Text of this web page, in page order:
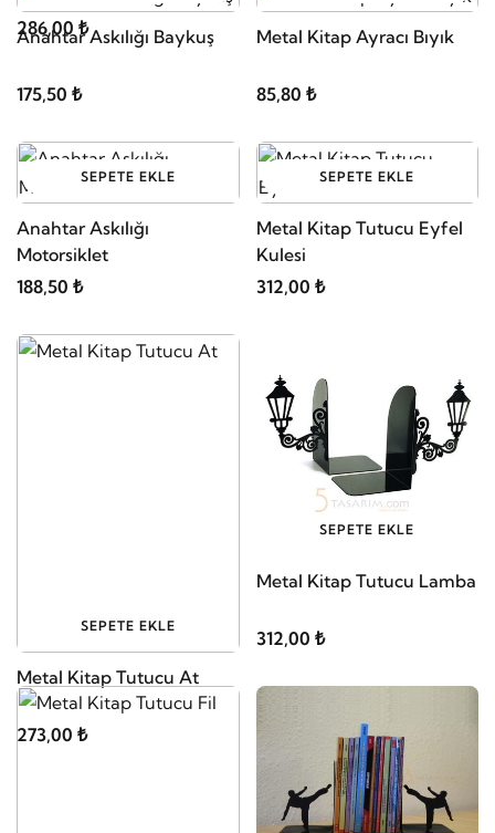
286,00 ₺
Anahtar Askılığı Baykuş
175,50 ₺
Metal Kitap Ayracı Bıyık
85,80 ₺
SEPETE EKLE
Anahtar Askılığı
Motorsiklet
188,50 ₺
SEPETE EKLE
Metal Kitap Tutucu Eyfel
Kulesi
312,00 ₺
SEPETE EKLE
Metal Kitap Tutucu At
273,00 ₺
SEPETE EKLE
Metal Kitap Tutucu Lamba
312,00 ₺